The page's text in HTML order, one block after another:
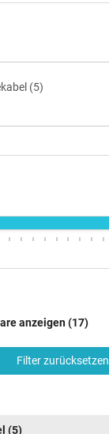
anzeigen (17)
Filter zurücksetzen
(5)